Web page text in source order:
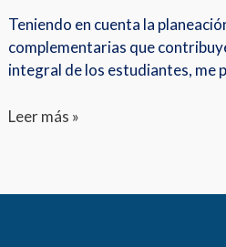
Teniendo en cuenta la
complementarias que
integral de los estudiantes, me
pruebas
ICFES
año
Leer más »